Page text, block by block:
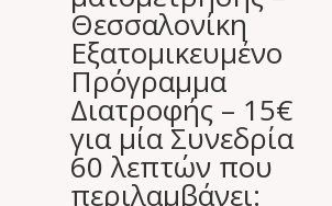
Θεσσαλονίκη
Εξατομικευμένο
Πρόγραμμα
Διατροφής – 15€
για μία Συνεδρία
60 λεπτών που
περιλαμβάνει: